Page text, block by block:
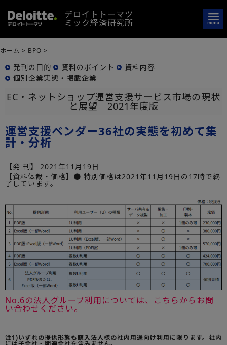
デロイトトーマツ
ミック経済研究所
ホーム > BPO >
発刊の目的 資料のポイント
資料内容
個別企業実態・掲載企業
EC・ネットショップ運営支援サービス市場の現状
と展望 2021年度版
運営支援ベンダー36社の実態を初めて集
計・分析
【発 刊】
2021年11月19日
【資料体裁・価格】● 特別価格は2021年11月19日の17時で終
了しています。
No.6の法人グループ利用については、こちらからお問
い合わせください。
注1)いずれの提供形態も購入法人様の社内用途向け利用に限ります。社内